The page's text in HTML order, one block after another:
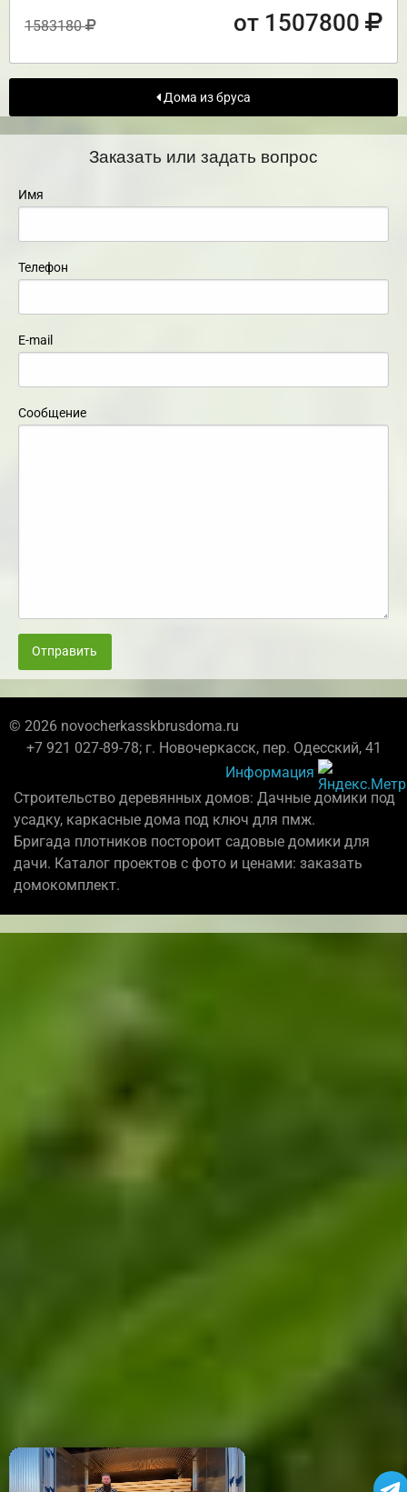
1583180 от 1507800
Дома из бруса
Заказать или задать вопрос
Имя
Телефон
E-mail
Сообщение
Отправить
© 2026 novocherkasskbrusdoma.ru
+7 921 027-89-78; г. Новочеркасск, пер. Одесский, 41
Информация
Строительство деревянных домов: Дачные домики под
усадку, каркасные дома под ключ для пмж.
Бригада плотников постороит садовые домики для
дачи. Каталог проектов с фото и ценами: заказать
домокомплект.